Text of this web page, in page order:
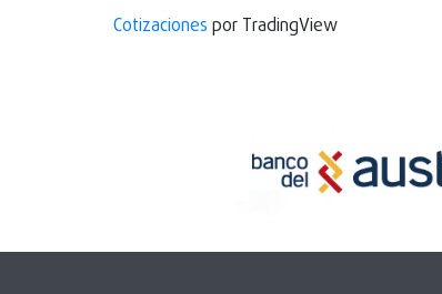
Cotizaciones por TradingView